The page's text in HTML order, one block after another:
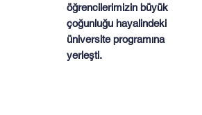
öğrencilerimizin büyük
çoğunluğu hayalindeki
üniversite programına
yerleşti.